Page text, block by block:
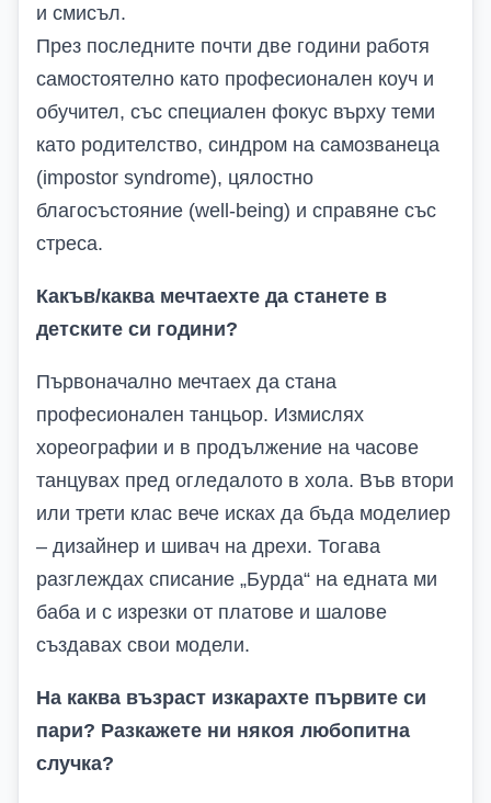
и смисъл.
През последните почти две години работя
самостоятелно като професионален коуч и
обучител, със специален фокус върху теми
като родителство, синдром на самозванеца
(impostor syndrome), цялостно
благосъстояние (well-being) и справяне със
стреса.
Какъв/каква мечтаехте да станете в
детските си години?
Първоначално мечтаех да стана
професионален танцьор. Измислях
хореографии и в продължение на часове
танцувах пред огледалото в хола. Във втори
или трети клас вече исках да бъда моделиер
– дизайнер и шивач на дрехи. Тогава
разглеждах списание „Бурда“ на едната ми
баба и с изрезки от платове и шалове
създавах свои модели.
На каква възраст изкарахте първите си
пари? Разкажете ни някоя любопитна
случка?